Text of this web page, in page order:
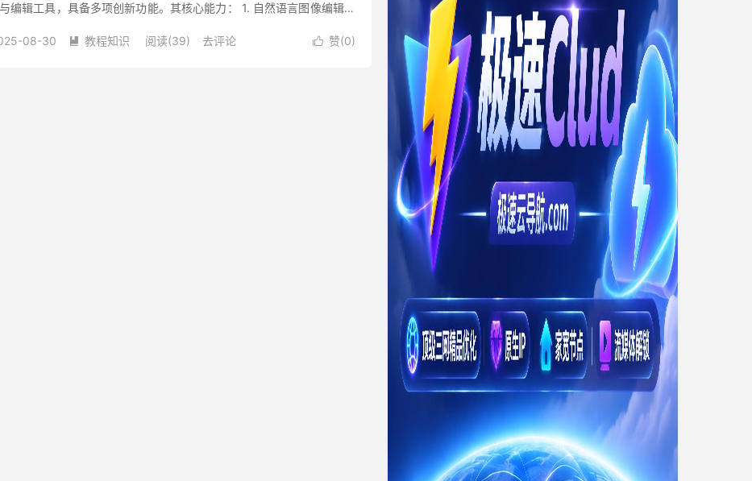
编辑工具，具备多项创新功能。其核心能力： 1. 自然语言图像编辑：
 赞(0)
08-30  教程知识 阅读(39) 去评论